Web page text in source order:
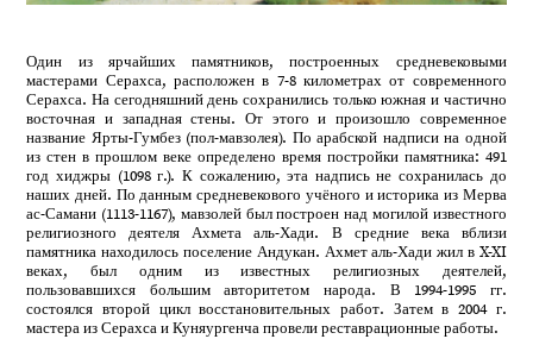
Один из ярчайших памятников, построенных средневековыми
мастерами Серахса, расположен в 7-8 километрах от современного
Серахса. На сегодняшний день сохранились только южная и частично
восточная и западная стены. От этого и произошло современное
название Ярты-Гумбез (пол-мавзолея). По арабской надписи на одной
из стен в прошлом веке определено время постройки памятника: 491
год хиджры (1098 г.). К сожалению, эта надпись не сохранилась до
наших дней. По данным средневекового учёного и историка из Мерва
ас-Самани (1113-1167), мавзолей был построен над могилой известного
религиозного деятеля Ахмета аль-Хади. В средние века вблизи
памятника находилось поселение Андукан. Ахмет аль-Хади жил в X-XI
веках, был одним из известных религиозных деятелей,
пользовавшихся большим авторитетом народа. В 1994-1995 гг.
состоялся второй цикл восстановительных работ. Затем в 2004 г.
мастера из Серахса и Куняургенча провели реставрационные работы.